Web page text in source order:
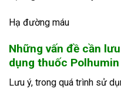
Hạ đường máu
Những vấn đề cần
dụng thuốc
Lưu ý, trong quá trình sử